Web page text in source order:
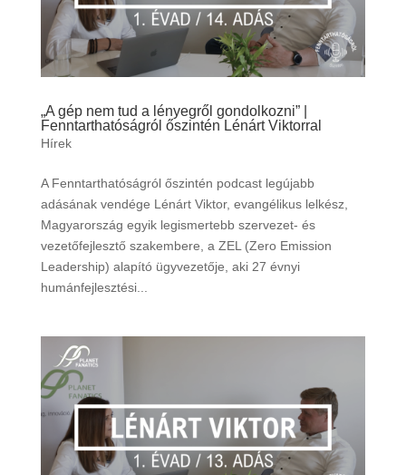
„A gép nem tud a lényegről gondolkozni” |
Fenntarthatóságról őszintén Lénárt Viktorral
Hírek
A Fenntarthatóságról őszintén podcast legújabb
adásának vendége Lénárt Viktor, evangélikus lelkész,
Magyarország egyik legismertebb szervezet- és
vezetőfejlesztő szakembere, a ZEL (Zero Emission
Leadership) alapító ügyvezetője, aki 27 évnyi
humánfejlesztési...